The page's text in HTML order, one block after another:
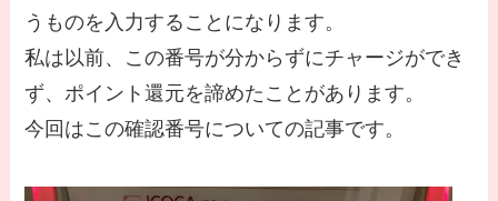
うものを入力することになります。
私は以前、この番号が分からずにチャージができ
ず、ポイント還元を諦めたことがあります。
今回はこの確認番号についての記事です。